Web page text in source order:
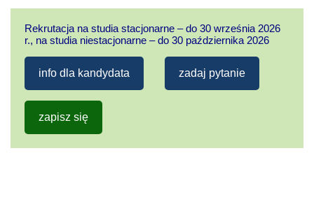
Rekrutacja na studia stacjonarne – do 30 września 2026
r., na studia niestacjonarne – do 30 października 2026
info dla kandydata zadaj pytanie
zapisz się